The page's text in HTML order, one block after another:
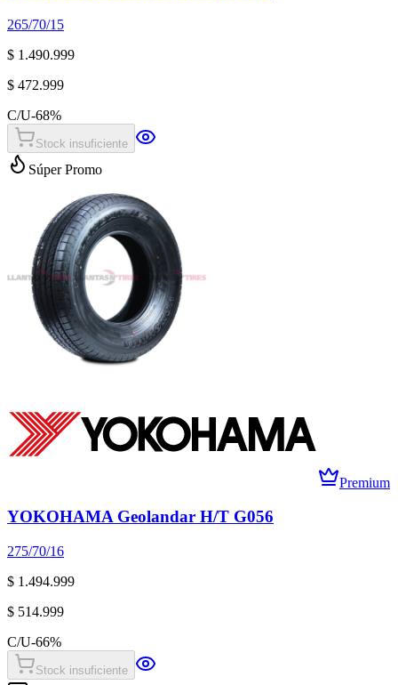
265/70/15
$ 1.490.999
$ 472.999
C/U-68%
Stock insuficiente
Súper Promo
Premium
YOKOHAMA Geolandar H/T G056
275/70/16
$ 1.494.999
$ 514.999
C/U-66%
Stock insuficiente